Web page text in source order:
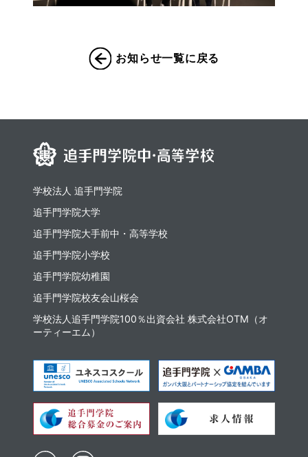
お知らせ一覧に戻る
学校法人 追手門学院
追手門学院大学
追⼿⾨学院⼤⼿前中・⾼等学校
追手門学院小学校
追手門学院幼稚園
追手門学院校友会山桜会
学校法人追手門学院100％出資会社 株式会社OTM（オ
ーティーエム）